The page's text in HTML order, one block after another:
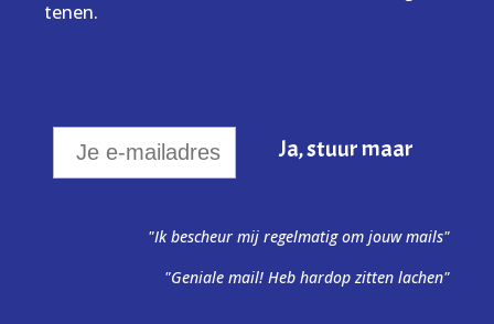
tenen.
"Ik bescheur mij regelmatig om jouw mails"
"Geniale mail! Heb hardop zitten lachen"